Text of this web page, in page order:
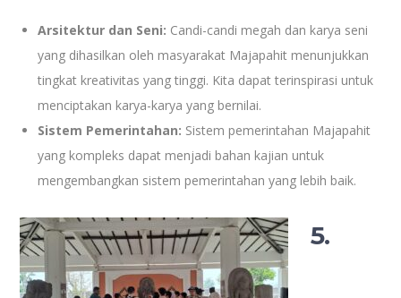
Arsitektur dan Seni: Candi-candi megah dan karya seni
yang dihasilkan oleh masyarakat Majapahit menunjukkan
tingkat kreativitas yang tinggi. Kita dapat terinspirasi untuk
menciptakan karya-karya yang bernilai.
Sistem Pemerintahan: Sistem pemerintahan Majapahit
yang kompleks dapat menjadi bahan kajian untuk
mengembangkan sistem pemerintahan yang lebih baik.
5.